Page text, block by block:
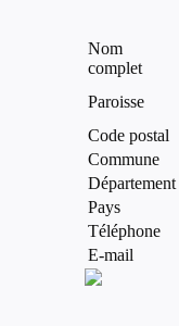
Nom
complet
Paroisse
Code postal
Commune
Département
Pays
Téléphone
E-mail